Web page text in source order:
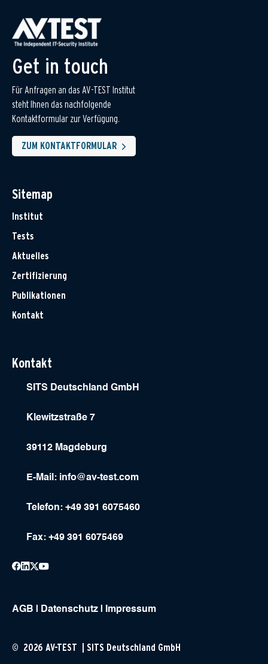
Get in touch
Für Anfragen an das AV-TEST Institut
steht Ihnen das nachfolgende
Kontaktformular zur Verfügung.
ZUM KONTAKTFORMULAR
Sitemap
Institut
Tests
Aktuelles
Zertifizierung
Publikationen
Kontakt
Kontakt
SITS Deutschland GmbH
Klewitzstraße 7
39112 Magdeburg
E-Mail: info@av-test.com
Telefon: +49 391 6075460
Fax: +49 391 6075469
AGB Datenschutz Impressum
© 2026 AV-TEST | SITS Deutschland GmbH